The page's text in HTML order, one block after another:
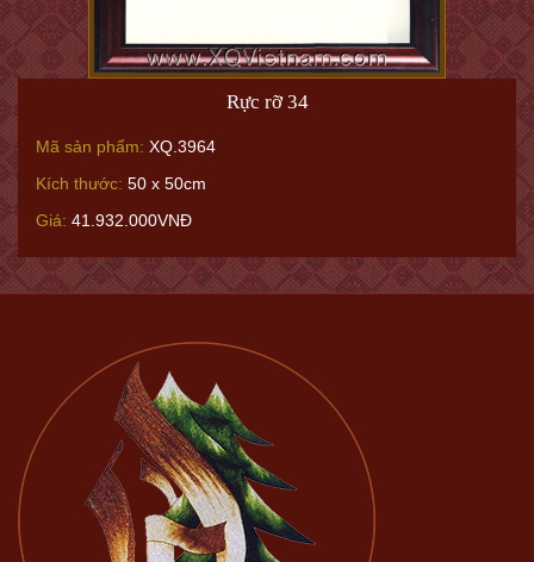
Rực rỡ 34
Mã sản phẩm: XQ.3964
Kích thước: 50 x 50cm
Giá: 41.932.000VNĐ